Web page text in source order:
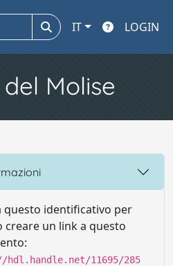
IT LOGIN
Molise
questo identificativo per
creare un link a questo
11695/285